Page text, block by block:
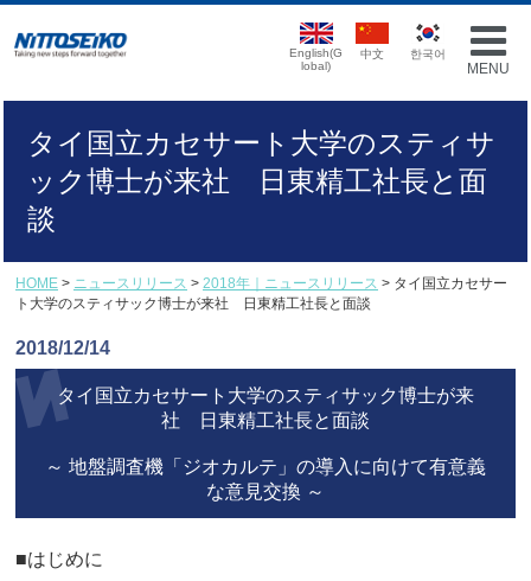
MENU
English(G
lobal)
中文 한국어
タイ国立カセサート大学のスティサ
ック博士が来社 日東精工社長と面
談
HOME > ニュースリリース > 2018年｜ニュースリリース > タイ国立カセサー
ト大学のスティサック博士が来社 日東精工社長と面談
2018/12/14
タイ国立カセサート大学のスティサック博士が来
社 日東精工社長と面談
～ 地盤調査機「ジオカルテ」の導入に向けて有意義
な意見交換 ～
■はじめに